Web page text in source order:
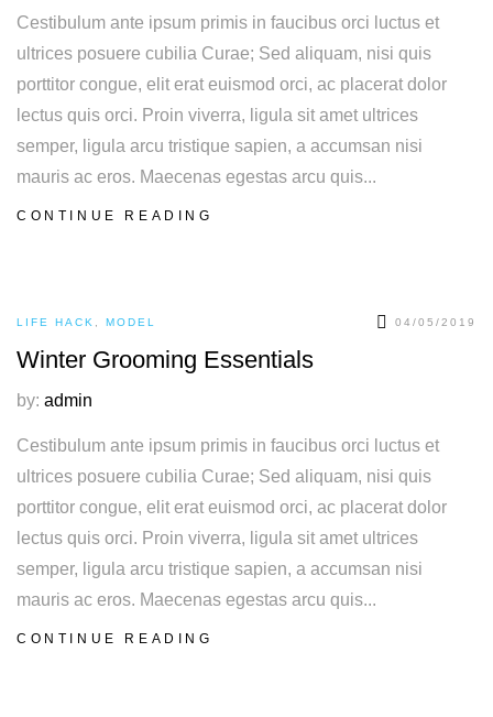
Cestibulum ante ipsum primis in faucibus orci luctus et
ultrices posuere cubilia Curae; Sed aliquam, nisi quis
porttitor congue, elit erat euismod orci, ac placerat dolor
lectus quis orci. Proin viverra, ligula sit amet ultrices
semper, ligula arcu tristique sapien, a accumsan nisi
mauris ac eros. Maecenas egestas arcu quis...
CONTINUE READING
LIFE HACK MODEL 04/05/2019
Winter Grooming Essentials
by: admin
Cestibulum ante ipsum primis in faucibus orci luctus et
ultrices posuere cubilia Curae; Sed aliquam, nisi quis
porttitor congue, elit erat euismod orci, ac placerat dolor
lectus quis orci. Proin viverra, ligula sit amet ultrices
semper, ligula arcu tristique sapien, a accumsan nisi
mauris ac eros. Maecenas egestas arcu quis...
CONTINUE READING